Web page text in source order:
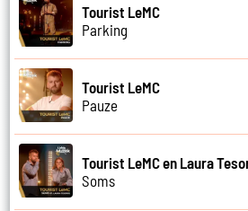
Tourist LeMC
Parking
Tourist LeMC
Pauze
Tourist LeMC en Laura
Soms